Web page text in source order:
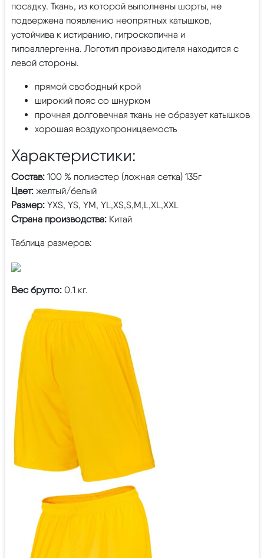
посадку. Ткань, из которой выполнены шорты, не
подвержена появлению неопрятных катышков,
устойчива к истиранию, гигроскопична и
гипоаллергенна. Логотип производителя находится с
левой стороны.
прямой свободный крой
широкий пояс со шнурком
прочная долговечная ткань не образует катышков
хорошая воздухопроницаемость
Характеристики:
Состав: 100 % полиэстер (ложная сетка) 135г
Цвет: желтый/белый
Размер: YXS, YS, YM, YL,XS,S,M,L,XL,XXL
Страна производства: Китай
Таблица размеров:
Вес брутто: 0.1 кг.